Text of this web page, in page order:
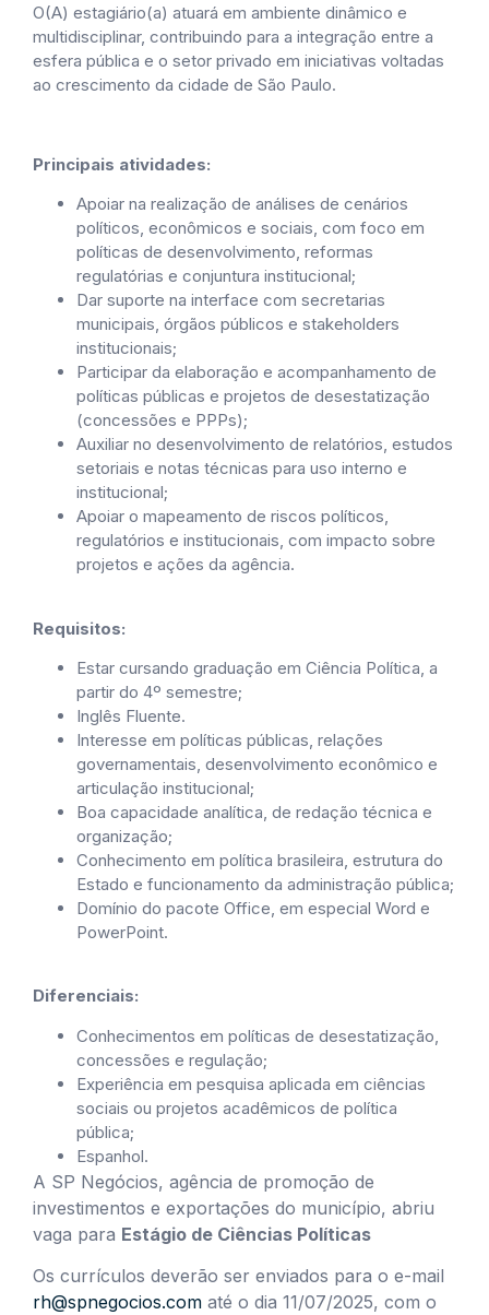
O(A) estagiário(a) atuará em ambiente dinâmico e
multidisciplinar, contribuindo para a integração entre a
esfera pública e o setor privado em iniciativas voltadas
ao crescimento da cidade de São Paulo.
Principais atividades:
Apoiar na realização de análises de cenários
políticos, econômicos e sociais, com foco em
políticas de desenvolvimento, reformas
regulatórias e conjuntura institucional;
Dar suporte na interface com secretarias
municipais, órgãos públicos e stakeholders
institucionais;
Participar da elaboração e acompanhamento de
políticas públicas e projetos de desestatização
(concessões e PPPs);
Auxiliar no desenvolvimento de relatórios, estudos
setoriais e notas técnicas para uso interno e
institucional;
Apoiar o mapeamento de riscos políticos,
regulatórios e institucionais, com impacto sobre
projetos e ações da agência.
Requisitos:
Estar cursando graduação em Ciência Política, a
partir do 4º semestre;
Inglês Fluente.
Interesse em políticas públicas, relações
governamentais, desenvolvimento econômico e
articulação institucional;
Boa capacidade analítica, de redação técnica e
organização;
Conhecimento em política brasileira, estrutura do
Estado e funcionamento da administração pública;
Domínio do pacote Office, em especial Word e
PowerPoint.
Diferenciais:
Conhecimentos em políticas de desestatização,
concessões e regulação;
Experiência em pesquisa aplicada em ciências
sociais ou projetos acadêmicos de política
pública;
Espanhol.
A SP Negócios, agência de promoção de
investimentos e exportações do município, abriu
vaga para Estágio de Ciências Políticas
Os currículos deverão ser enviados para o e-mail
rh@spnegocios.com até o dia 11/07/2025, com o